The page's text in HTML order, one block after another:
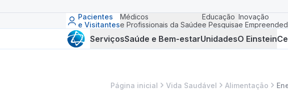
Pacientes
e Visitantes
Médicos
e Profissionais da Saúde
Educação
e Pesquisa
Inovação
e
ServiçosSaúde e Bem-estarUnidadesO Einstein
Página inicial Vida Saudável Alimentação